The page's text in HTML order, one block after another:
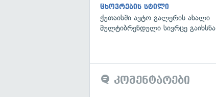
ცხოვრების სტილი
ქუთაისში ავტო გალერის ახალი
მულტიბრენდული სივრცე გაიხსნა
კომენტარები